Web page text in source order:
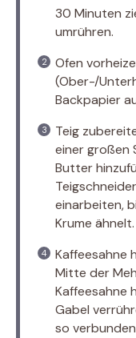
30 Minuten
umrühren.
Ofen
(Ober-/
Backpapier
Teig
einer großen
Butter
einarbeiten,
Krume ähnelt.
Kaffeesahne
Mitte der
Kaffeesahne
Gabel
so